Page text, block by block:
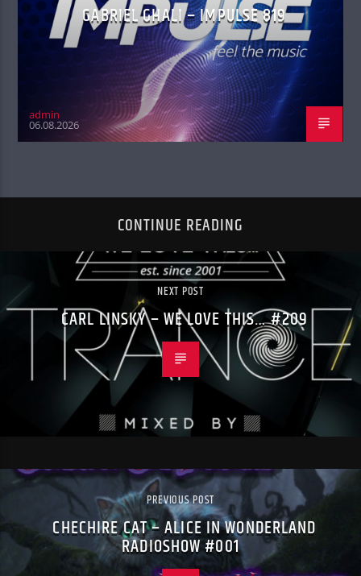
GABRIEL GHALI – IMPULSE 819
admin
06.08.2026
CONTINUE READING
NEXT POST
CARL LINSKY – WE LOVE THIS… #209
PREVIOUS POST
CHECHIRE CAT – ALICE IN WONDERLAND
RADIOSHOW #001